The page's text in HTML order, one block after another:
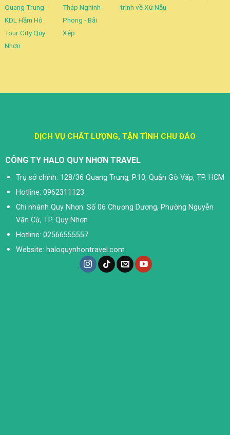
Quang Trung -
KDL Hầm Hô
Tour City Quy
Nhơn
Tháp Nghinh
Phong - Bãi
Xép
trình về Xứ Nẫu
DỊCH VỤ CHẤT LƯỢNG, TẬN TÌNH CHU ĐÁO
CÔNG TY HALO QUY NHƠN TRAVEL
Trụ sở chính: 128/36 Quang Trung, P.10, Quận Gò Vấp, TP. HCM
Hotline: 0962311123
Chi nhánh Quy Nhơn: Số 06 Chương Dương, Phường Nguyễn
Văn Cừ, TP. Quy Nhơn
Hotline: 02566555557
Website: haloquynhontravel.com